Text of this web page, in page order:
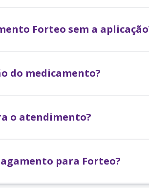
Forteo sem a
do medicamento?
o atendimento?
para Forteo?